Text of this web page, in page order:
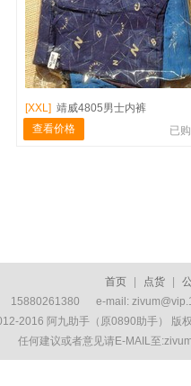
[XXL] 靖威4805男士内裤
查看价格
已
首页 点货
15880261380 e-mail:
2016 阿九助手（原0890助手） 版
任何建议或者意见请E-MAIL至